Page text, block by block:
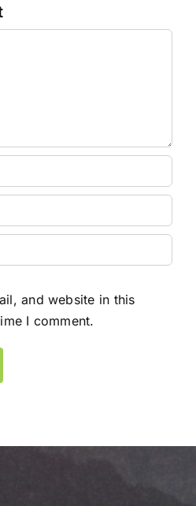
and website in this
I comment.